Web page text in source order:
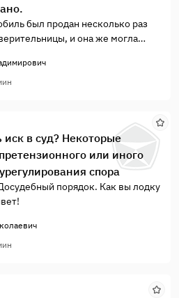
был продан несколько раз
и она же могла
в суд? Некоторые
или иного
спора
порядок. Как вы лодку